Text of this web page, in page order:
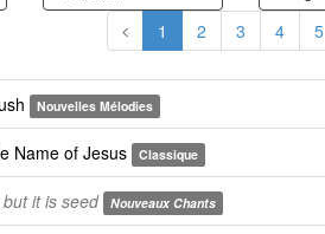
1 2 3 4 5
Nouvelles Mélodies
Name of Jesus Classique
it is seed Nouveaux Chants